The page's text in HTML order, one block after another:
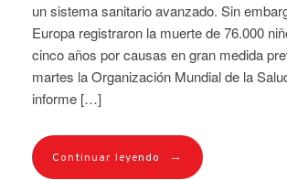
un sistema sanitario avanzado. Sin
Europa registraron la muerte de 76.000
cinco años por causas en gran medida
martes la Organización Mundial de la
informe […]
Continuar leyendo →